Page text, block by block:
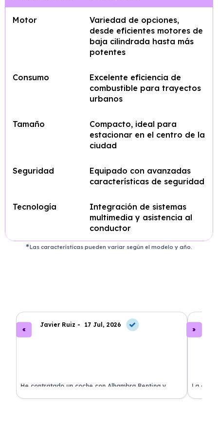
Motor
Variedad de opciones,
desde eficientes motores de
baja cilindrada hasta más
potentes
Consumo
Excelente eficiencia de
combustible para trayectos
urbanos
Tamaño
Compacto, ideal para
estacionar en el centro de la
ciudad
Seguridad
Equipado con avanzadas
características de seguridad
Tecnología
Integración de sistemas
multimedia y asistencia al
conductor
Las características pueden variar según el modelo y año.
Javier Ruiz - 17 Jul, 2026
He contratado un coche con Alhambra Renting y
estoy impresionado. Todo ha sido transparente y sin
La